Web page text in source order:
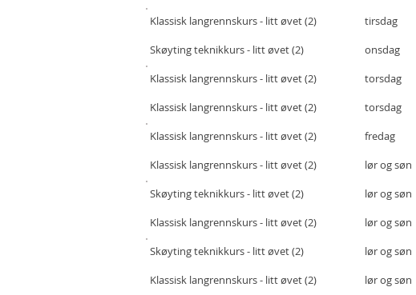
tirsdag
onsdag
torsdag
torsdag
fredag
lør og søn
lør og søn
lør og søn
lør og søn
lør og søn
Klassisk langrennskurs- litt øvet (2)
Skøyting teknikkurs - litt øvet (2)
Klassisk langrennskurs - litt øvet (2)
Klassisk langrennskurs - litt øvet (2)
Klassisk langrennskurs - litt øvet (2)
Klassisk langrennskurs - litt øvet (2)
Skøyting teknikkurs - litt øvet (2)
Klassisk langrennskurs - litt øvet (2)
Skøyting teknikkurs - litt øvet (2)
Klassisk langrennskurs - litt øvet (2)